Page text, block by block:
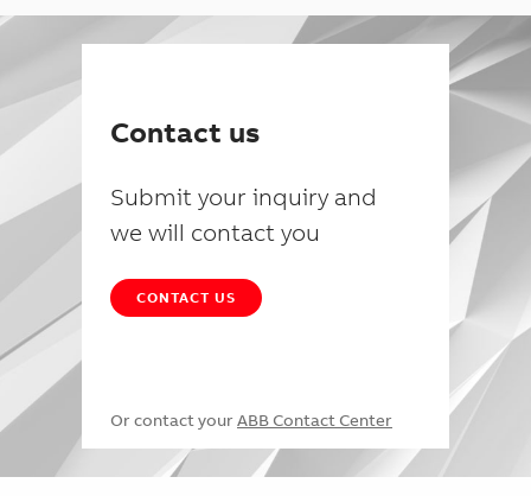
Contact us
Submit your inquiry and
we will contact you
CONTACT US
Or contact your ABB Contact Center